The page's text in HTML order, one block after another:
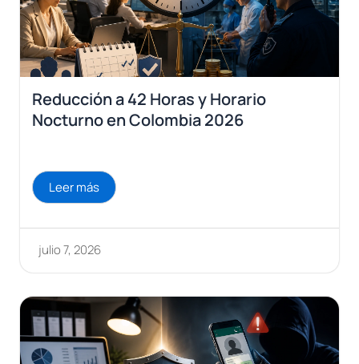
Reducción a 42 Horas y Horario
Nocturno en Colombia 2026
julio 7, 2026
Leer más